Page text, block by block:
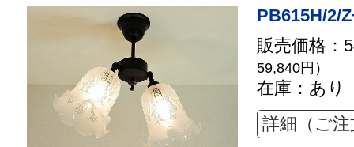
PB615H/2/
販売価格：
59,840円）
在庫：あり
詳細（ご